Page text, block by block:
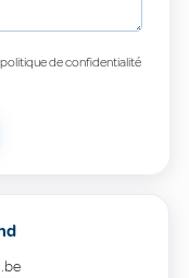
de confidentialité